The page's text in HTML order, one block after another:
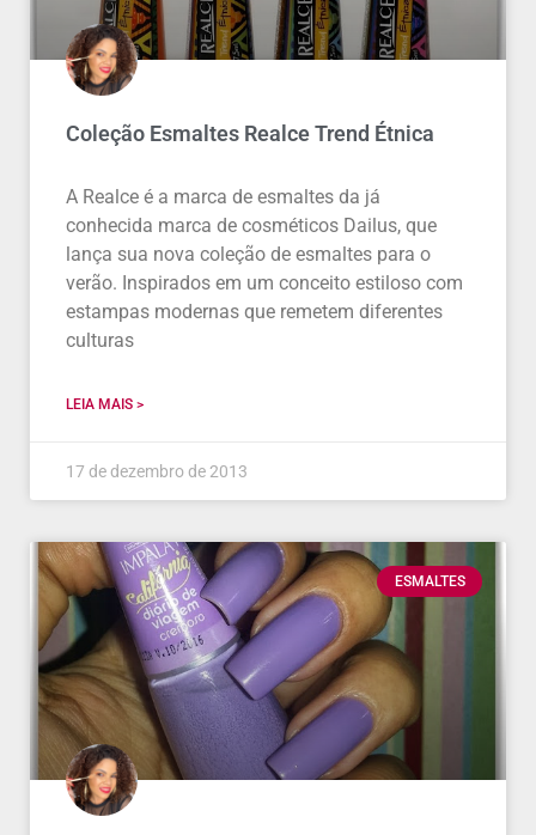
Coleção Esmaltes Realce Trend Étnica
A Realce é a marca de esmaltes da já
conhecida marca de cosméticos Dailus, que
lança sua nova coleção de esmaltes para o
verão. Inspirados em um conceito estiloso com
estampas modernas que remetem diferentes
culturas
LEIA MAIS >
17 de dezembro de 2013
ESMALTES